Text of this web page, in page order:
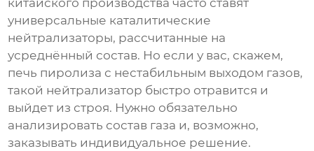
китайского производства часто ставят
универсальные каталитические
нейтрализаторы, рассчитанные на
усреднённый состав. Но если у вас, скажем,
печь пиролиза с нестабильным выходом газов,
такой нейтрализатор быстро отравится и
выйдет из строя. Нужно обязательно
анализировать состав газа и, возможно,
заказывать индивидуальное решение.